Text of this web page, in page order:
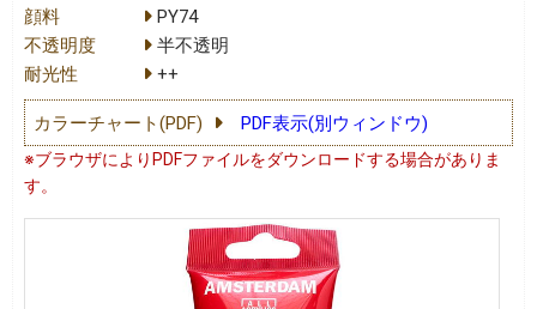
顔料
PY74
不透明度
半不透明
耐光性
++
カラーチャート(PDF) PDF表示(別ウィンドウ)
※ブラウザによりPDFファイルをダウンロードする場合がありま
す。